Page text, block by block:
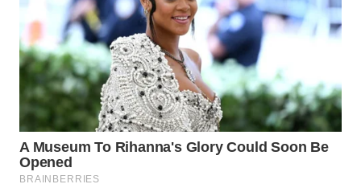
INDRAMAYU
WN
KUNINGAN
MAJALENGKA
WN